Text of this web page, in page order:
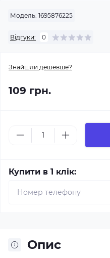
Модель: 1695876225
Відгуки: 0
Знайшли дешевше?
109 грн.
Купити в 1 клік:
Опис